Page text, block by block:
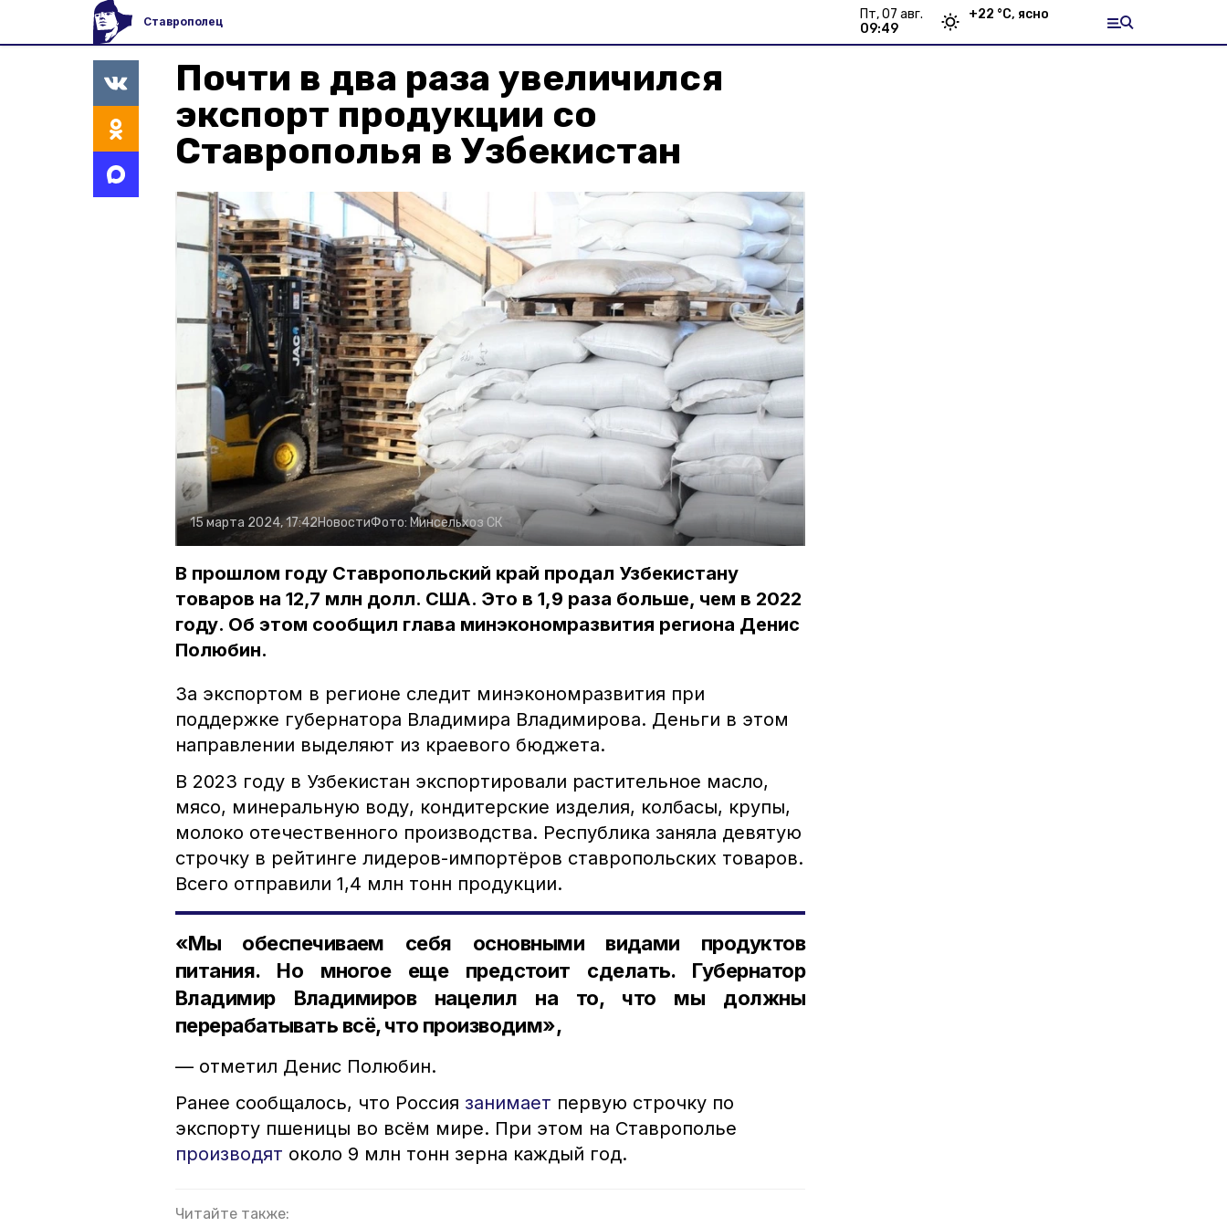
Ставрополец
пт, 07 авг.
09:49
+22 °С, ясно
Почти в два раза увеличился
экспорт продукции со
Ставрополья в Узбекистан
15 марта 2024, 17:42НовостиФото: Минсельхоз СК
В прошлом году Ставропольский край продал Узбекистану
товаров на 12,7 млн долл. США. Это в 1,9 раза больше, чем в 2022
году. Об этом сообщил глава минэкономразвития региона Денис
Полюбин.
За экспортом в регионе следит минэкономразвития при
поддержке губернатора Владимира Владимирова. Деньги в этом
направлении выделяют из краевого бюджета.
В 2023 году в Узбекистан экспортировали растительное масло,
мясо, минеральную воду, кондитерские изделия, колбасы, крупы,
молоко отечественного производства. Республика заняла девятую
строчку в рейтинге лидеров-импортёров ставропольских товаров.
Всего отправили 1,4 млн тонн продукции.
«Мы обеспечиваем себя основными видами продуктов
питания. Но многое еще предстоит сделать. Губернатор
Владимир Владимиров нацелил на то, что мы должны
перерабатывать всё, что производим»,
— отметил Денис Полюбин.
Ранее сообщалось, что Россия занимает первую строчку по
экспорту пшеницы во всём мире. При этом на Ставрополье
производят около 9 млн тонн зерна каждый год.
Читайте также: